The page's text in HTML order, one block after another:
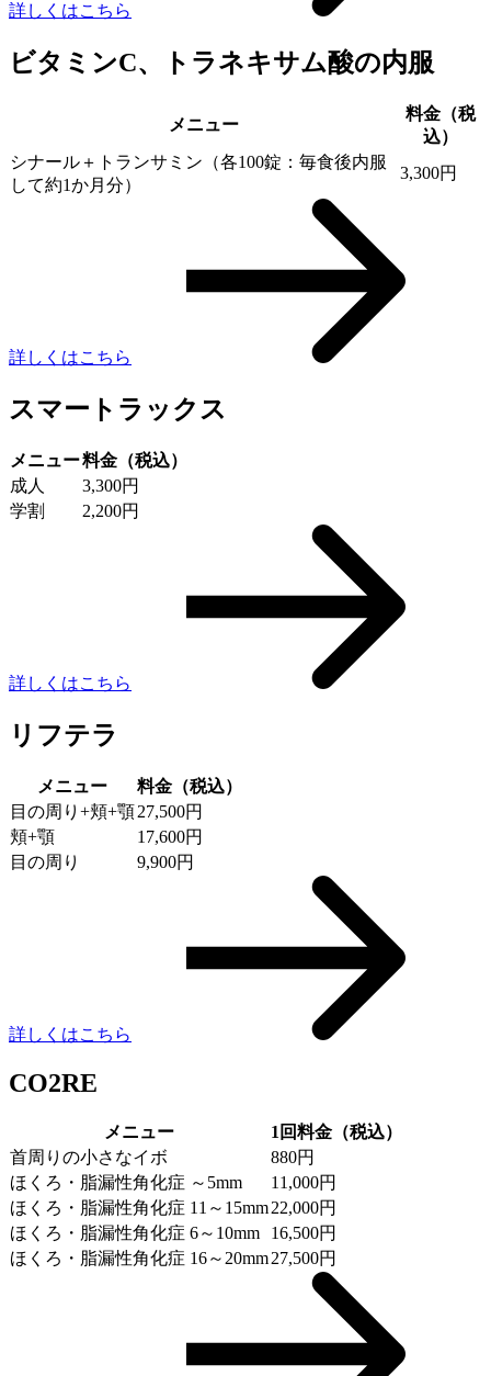
詳しくはこちら
ビタミンC、トラネキサム酸の内服
メニュー
料金（税
込）
シナール＋トランサミン（各100錠：毎食後内服
して約1か月分）
3,300円
詳しくはこちら
スマートラックス
メニュー料金（税込）
成人
3,300円
学割
2,200円
詳しくはこちら
リフテラ
メニュー
料金（税込）
目の周り+頬+顎27,500円
頬+顎
17,600円
目の周り
9,900円
詳しくはこちら
CO2RE
メニュー
1回料金（税込）
首周りの小さなイボ
880円
ほくろ・脂漏性角化症 ～5mm
11,000円
ほくろ・脂漏性角化症 11～15mm22,000円
ほくろ・脂漏性角化症 6～10mm
16,500円
ほくろ・脂漏性角化症 16～20mm27,500円